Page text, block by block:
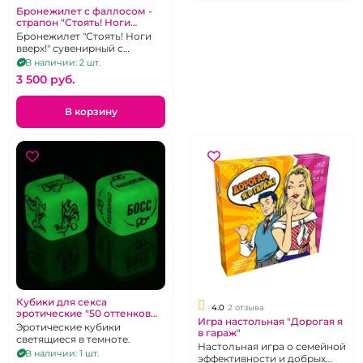
Бронежилет с фаллосом -
страпон "Стоять! Ноги
вверх!" сувенирный
Бронежилет "Стоять! Ноги
вверх!" сувенирный с
фаллоимитатором
В наличии: 2 шт.
3 500 pуб.
В корзину
Кубики для секса
эротические "50 оттенков
страсти" Роль и Поза с
надписями.
Эротические кубики
светящиеся в темноте.
В наличии: 1 шт.
4.0 2 отзыва
Игра настольная "Дорогая я
в гараж"
Настольная игра о семейной
эффективности и добрых